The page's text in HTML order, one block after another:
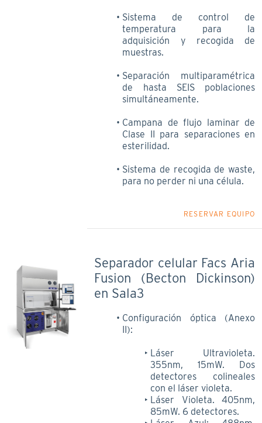
Sistema de control de
temperatura para la
adquisición y recogida de
muestras.
Separación multiparamétrica
de hasta SEIS poblaciones
simultáneamente.
Campana de flujo laminar de
Clase II para separaciones en
esterilidad.
Sistema de recogida de waste,
para no perder ni una célula.
RESERVAR EQUIPO
Separador celular Facs Aria
Fusion (Becton Dickinson)
en Sala3
Configuración óptica (Anexo
II):
Láser Ultravioleta.
355nm, 15mW. Dos
detectores colineales
con el láser violeta.
Láser Violeta. 405nm,
85mW. 6 detectores.